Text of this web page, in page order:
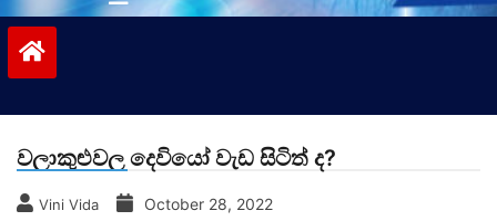
වලාකුළුවල දෙවියෝ වැඩ සිටිත් ද?
Vini Vida October 28, 2022